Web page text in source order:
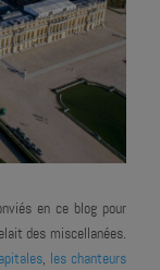
en ce blog pour
des miscellanées.
, les chanteurs